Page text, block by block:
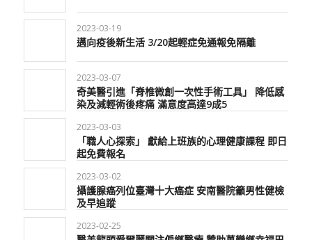
2023-03-19
邁向疫後新生活 3/20起輕症免通報免隔離
2023-03-07
奇美醫引進「脊椎微創一次性手術工具」 降低感
染及減輕術後疼痛 滿意度高達9成5
2023-03-03
「職人心探索」 獻給上班族的心理健康課程 即日
起免費報名
2023-03-02
攝護腺癌列位臺灣十大癌症 安南醫院籲男性健檢
及早追蹤
2023-02-25